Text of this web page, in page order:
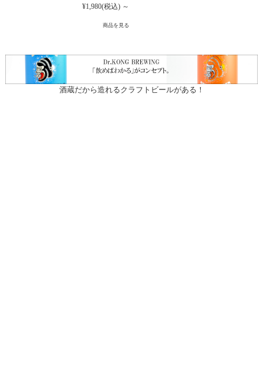
¥1,980(税込) ～
商品を見る
酒蔵だから造れるクラフトビールがある！